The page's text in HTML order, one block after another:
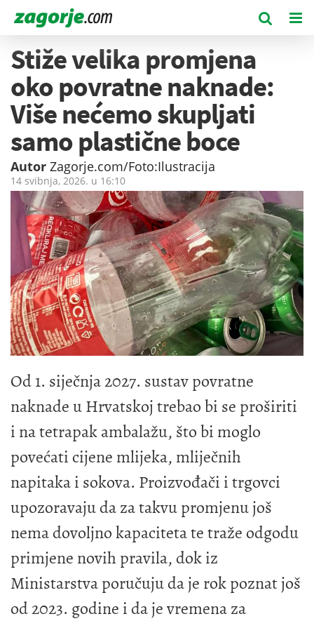
Stiže velika promjena
oko povratne naknade:
Više nećemo skupljati
samo plastične boce
Autor Zagorje.com/Foto:Ilustracija
14 svibnja, 2026. u 16:10
Od 1. siječnja 2027. sustav povratne
naknade u Hrvatskoj trebao bi se proširiti
i na tetrapak ambalažu, što bi moglo
povećati cijene mlijeka, mliječnih
napitaka i sokova. Proizvođači i trgovci
upozoravaju da za takvu promjenu još
nema dovoljno kapaciteta te traže odgodu
primjene novih pravila, dok iz
Ministarstva poručuju da je rok poznat još
od 2023. godine i da je vremena za